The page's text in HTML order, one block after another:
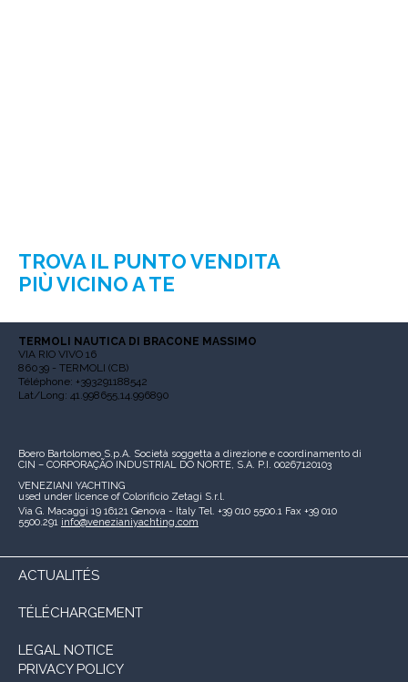
TROVA IL PUNTO VENDITA
PIÙ VICINO A TE
TERMOLI NAUTICA DI BRACONE MASSIMO
VIA RIO VIVO 16
86039 - TERMOLI (CB)
Téléphone: +393291188542
Lat/Long: 41.998655,14.996890
Boero Bartolomeo S.p.A. Società soggetta a direzione e coordinamento di
CIN – CORPORAÇÃO INDUSTRIAL DO NORTE, S.A. P.I. 00267120103
VENEZIANI YACHTING
used under licence of Colorificio Zetagi S.r.l.
Via G. Macaggi 19 16121 Genova - Italy Tel. +39 010 5500.1 Fax +39 010
5500.291 info@venezianiyachting.com
ACTUALITÉS
TÉLÉCHARGEMENT
LEGAL NOTICE
PRIVACY POLICY